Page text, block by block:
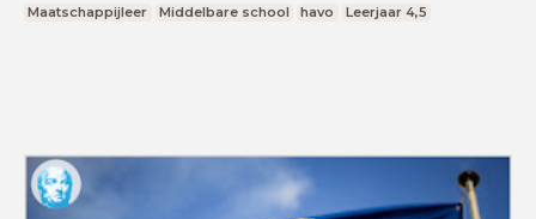
Maatschappijleer Middelbare school havo Leerjaar 4,5